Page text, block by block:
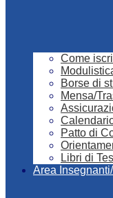
Come
Borse di
Mensa/
Patto di
Libri di
Area